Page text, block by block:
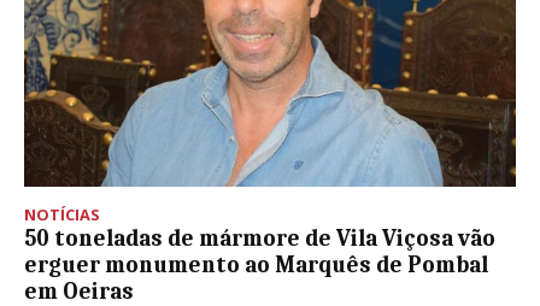
NOTÍCIAS
50 toneladas de mármore de Vila Viçosa vão
erguer monumento ao Marquês de Pombal
em Oeiras